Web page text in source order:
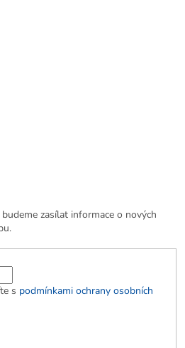
zasílat informace o nových
s podmínkami ochrany osobních